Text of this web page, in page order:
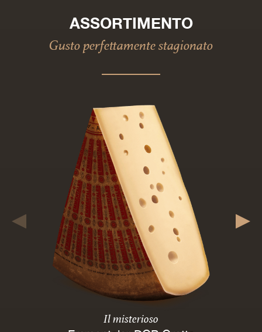
ASSORTIMENTO
Gusto perfettamente stagionato
Il misterioso